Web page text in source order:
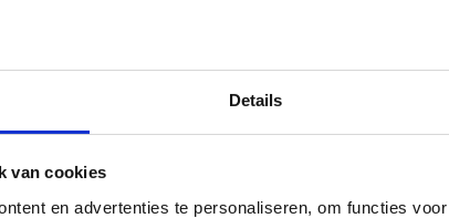
Details
van cookies
en advertenties te personaliseren, om functies